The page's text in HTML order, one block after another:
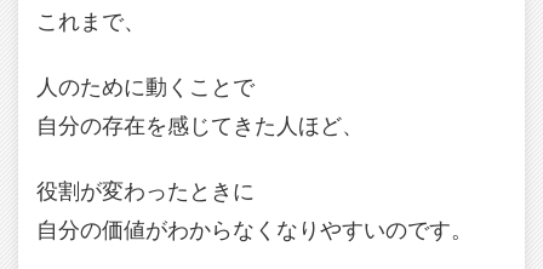
これまで、
人のために動くことで
自分の存在を感じてきた人ほど、
役割が変わったときに
自分の価値がわからなくなりやすいのです。